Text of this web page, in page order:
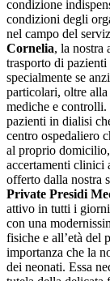
condizione
condizioni degli
nel campo del
Cornelia, la nostra
trasporto di
specialmente se
particolari, oltre alla
mediche e controlli.
pazienti in dialisi
centro ospedaliero
al proprio
accertamenti clinici
offerto dalla nostra
Private Presidi
attivo in tutti i giorni
con una
fisiche e all’età del
importanza che la
dei neonati. Essa